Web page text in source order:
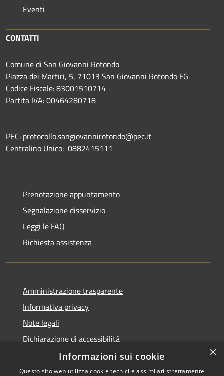
Eventi
CONTATTI
Comune di San Giovanni Rotondo
Piazza dei Martiri, 5, 71013 San Giovanni Rotondo FG
Codice Fiscale: 83001510714
Partita IVA: 00464280718
PEC: protocollo.sangiovannirotondo@pec.it
Centralino Unico: 0882415111
Prenotazione appuntamento
Segnalazione disservizio
Leggi le FAQ
Richiesta assistenza
Amministrazione trasparente
Informativa privacy
Note legali
Dichiarazione di accessibilità
×
Informazioni sui cookie
Questo sito web utilizza cookie tecnici e assimilati strettamente